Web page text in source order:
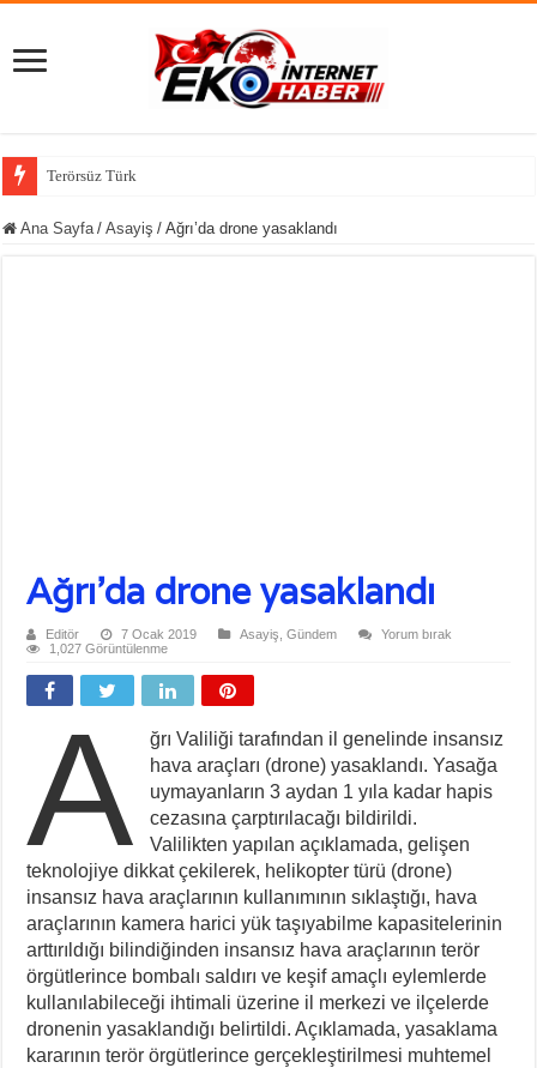
Terörsüz Türkiye görüşmeleri öncesi TBMM’de dikka
Ana Sayfa / Asayiş / Ağrı’da drone yasaklandı
Ağrı’da drone yasaklandı
Editör 7 Ocak 2019 Asayiş ,Gündem
Yorum bırak
1,027 Görüntülenme
A
ğrı Valiliği tarafından il genelinde insansız
hava araçları (drone) yasaklandı. Yasağa
uymayanların 3 aydan 1 yıla kadar hapis
cezasına çarptırılacağı bildirildi.
Valilikten yapılan açıklamada, gelişen
teknolojiye dikkat çekilerek, helikopter türü (drone)
insansız hava araçlarının kullanımının sıklaştığı, hava
araçlarının kamera harici yük taşıyabilme kapasitelerinin
arttırıldığı bilindiğinden insansız hava araçlarının terör
örgütlerince bombalı saldırı ve keşif amaçlı eylemlerde
kullanılabileceği ihtimali üzerine il merkezi ve ilçelerde
dronenin yasaklandığı belirtildi. Açıklamada, yasaklama
kararının terör örgütlerince gerçekleştirilmesi muhtemel